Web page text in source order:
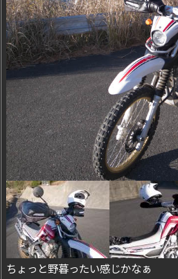
ちょっと野暮ったい感じかなぁ